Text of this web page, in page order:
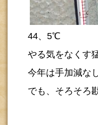
44、5℃
やる気をなくす
今年は手加減な
でも、そろそろ